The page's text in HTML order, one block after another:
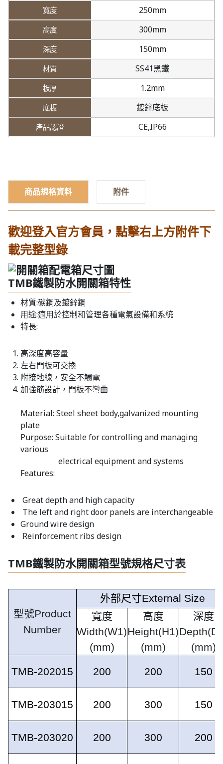
250mm
300mm
150mm
SS41黑鐵
1.2mm
鍍鋅底板
CE,IP66
商品規格資料 附件
歡迎登入官方會員，點擊右上方附件下
載完整型錄
TMB鐵製防水開關箱特性
材質:碳鋼及鍍鋅鋼
用途:適用於控制和管理各種電氣設備和系統
特長:
高深度高容量
左右門板可交換
附接地線，安全不觸電
加強筋設計，門板不彎曲
Material: Steel sheet body,galvanized mounting
plate
Purpose: Suitable for controlling and managing
various
electrical equipment and systems
Features:
Great depth and high capacity
The left and right door panels are interchangeable
Ground wire design
Reinforcement ribs design
TMB鐵製防水開關箱型號規格尺寸表
型號Product
Number
外部尺寸External Size
寬度
Width(W1)
(mm)
高度
Height(H1)
(mm)
深度
(mm)
TMB-202015 200 200 150
TMB-203015 200 300 150
TMB-203020 200 300 200